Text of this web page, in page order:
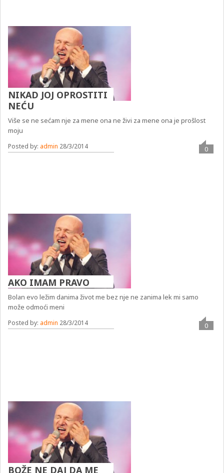
NIKAD JOJ OPROSTITI
NEĆU
Više se ne sećam nje za mene ona ne živi za mene ona je prošlost
moju
Posted by: admin 28/3/2014 0
AKO IMAM PRAVO
Bolan evo ležim danima život me bez nje ne zanima lek mi samo
može odmoći meni
Posted by: admin 28/3/2014 0
BOŽE NE DAJ DA ME